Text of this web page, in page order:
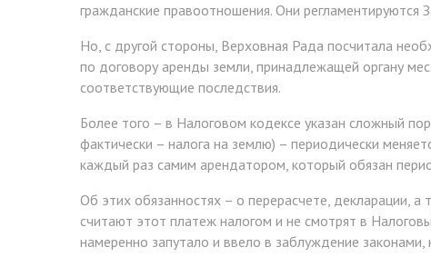
гражданские правоотношения. Они
Но, с другой стороны, Верховная Рада посчитала
по договору аренды земли, принадлежащей органу
соответствующие последствия.
Более того – в Налоговом кодексе указан сложный
фактически – налога на землю) – периодически
каждый раз самим арендатором, который обязан
Об этих обязанностях – о перерасчете, декларации,
считают этот платеж налогом и не смотрят в
намеренно запутало и ввело в заблуждение законами,